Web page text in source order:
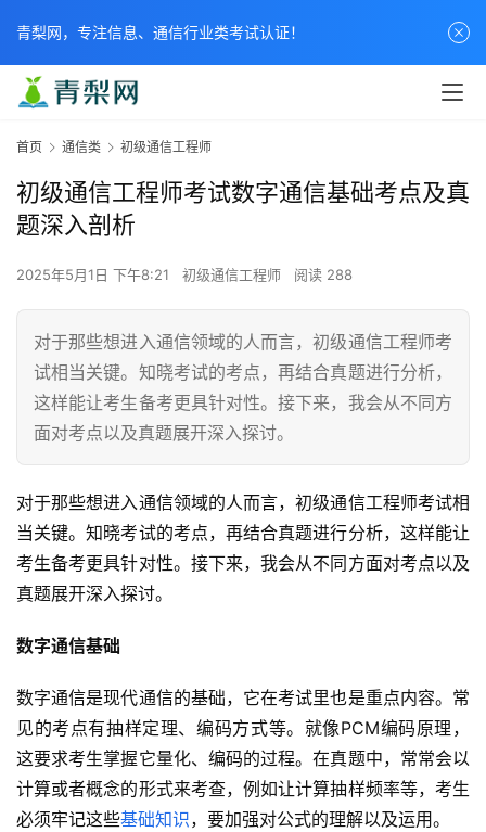
首页 通信类 初级通信工程师
初级通信工程师考试数字通信基础考点及真
题深入剖析
2025年5月1日 下午8:21 初级通信工程师 阅读 288
对于那些想进入通信领域的人而言，初级通信工程师考
试相当关键。知晓考试的考点，再结合真题进行分析，
这样能让考生备考更具针对性。接下来，我会从不同方
面对考点以及真题展开深入探讨。
对于那些想进入通信领域的人而言，初级通信工程师考试相
当关键。知晓考试的考点，再结合真题进行分析，这样能让
考生备考更具针对性。接下来，我会从不同方面对考点以及
真题展开深入探讨。
数字通信基础
数字通信是现代通信的基础，它在考试里也是重点内容。常
见的考点有抽样定理、编码方式等。就像PCM编码原理，
这要求考生掌握它量化、编码的过程。在真题中，常常会以
计算或者概念的形式来考查，例如让计算抽样频率等，考生
必须牢记这些基础知识，要加强对公式的理解以及运用。
青梨网，专注信息、通信行业类考试认证！